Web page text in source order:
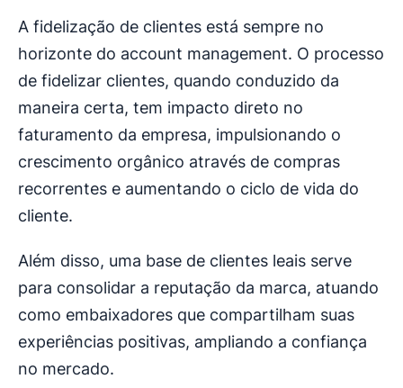
A fidelização de clientes está sempre no
horizonte do account management. O processo
de fidelizar clientes, quando conduzido da
maneira certa, tem impacto direto no
faturamento da empresa, impulsionando o
crescimento orgânico através de compras
recorrentes e aumentando o ciclo de vida do
cliente.
Além disso, uma base de clientes leais serve
para consolidar a reputação da marca, atuando
como embaixadores que compartilham suas
experiências positivas, ampliando a confiança
no mercado.